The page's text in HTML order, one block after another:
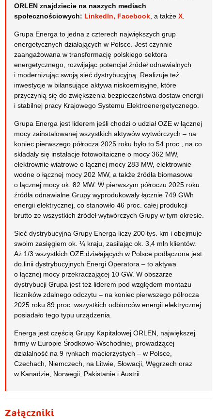
ORLEN znajdziecie na naszych mediach
społecznościowych: LinkedIn, Facebook, a także X.
Grupa Energa to jedna z czterech największych grup
energetycznych działających w Polsce. Jest czynnie
zaangażowana w transformację polskiego sektora
energetycznego, rozwijając potencjał źródeł odnawialnych
i modernizując swoją sieć dystrybucyjną. Realizuje też
inwestycje w bilansujące aktywa niskoemisyjne, które
przyczynią się do zwiększenia bezpieczeństwa dostaw energii
i stabilnej pracy Krajowego Systemu Elektroenergetycznego.
Grupa Energa jest liderem jeśli chodzi o udział OZE w łącznej
mocy zainstalowanej wszystkich aktywów wytwórczych – na
koniec pierwszego półrocza 2025 roku było to 54 proc., na co
składały się instalacje fotowoltaiczne o mocy 362 MW,
elektrownie wiatrowe o łącznej mocy 283 MW, elektrownie
wodne o łącznej mocy 202 MW, a także źródła biomasowe
o łącznej mocy ok. 82 MW. W pierwszym półroczu 2025 roku
źródła odnawialne Grupy wyprodukowały łącznie 749 GWh
energii elektrycznej, co stanowiło 46 proc. całej produkcji
brutto ze wszystkich źródeł wytwórczych Grupy w tym okresie.
Sieć dystrybucyjna Grupy Energa liczy 200 tys. km i obejmuje
swoim zasięgiem ok. ¼ kraju, zasilając ok. 3,4 mln klientów.
Aż 1/3 wszystkich OZE działających w Polsce podłączona jest
do linii dystrybucyjnych Energi Operatora – to aktywa
o łącznej mocy przekraczającej 10 GW. W obszarze
dystrybucji Grupa jest też liderem pod względem montażu
liczników zdalnego odczytu – na koniec pierwszego półrocza
2025 roku 89 proc. wszystkich odbiorców energii elektrycznej
posiadało tego typu urządzenia.
Energa jest częścią Grupy Kapitałowej ORLEN, największej
firmy w Europie Środkowo-Wschodniej, prowadzącej
działalność na 9 rynkach macierzystych – w Polsce,
Czechach, Niemczech, na Litwie, Słowacji, Węgrzech oraz
w Kanadzie, Norwegii, Pakistanie i Austrii.
Załączniki